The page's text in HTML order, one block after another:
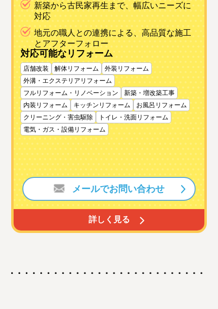
新築から古民家再生まで、幅広いニーズに
対応
地元の職人との連携による、高品質な施工
とアフターフォロー
対応可能なリフォーム
店舗改装 解体リフォーム
外装リフォーム
外溝・エクステリアリフォーム
フルリフォーム・リノベーション
新築・増改築工事
内装リフォーム
キッチンリフォーム
お風呂リフォーム
クリーニング・害虫駆除
トイレ・洗面リフォーム
電気・ガス・設備リフォーム
詳しく見る
メールでお問い合わせ